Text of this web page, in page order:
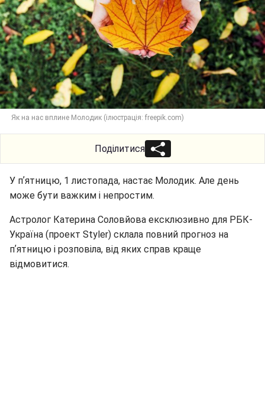
Як на нас вплине Молодик (ілюстрація: freepik.com)
Поділитися
У пʼятницю, 1 листопада, настає Молодик. Але день
може бути важким і непростим.
Астролог Катерина Соловйова ексклюзивно для РБК-
Україна (проект Styler) склала повний прогноз на
пʼятницю і розповіла, від яких справ краще
відмовитися.